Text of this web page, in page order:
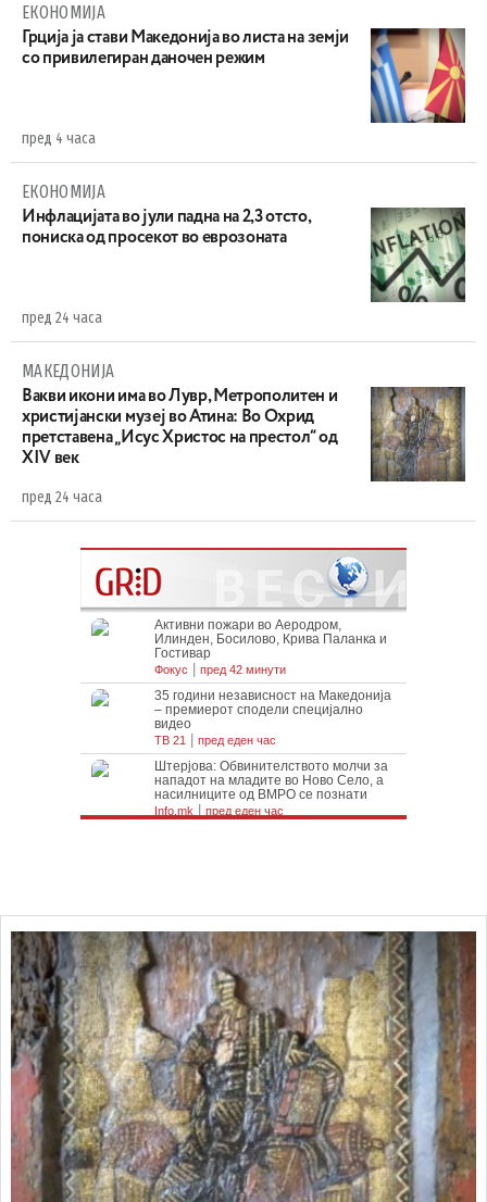
ЕКОНОМИЈА
Грција ја стави Македонија во листа на земји
со привилегиран даночен режим
пред 4 часа
ЕКОНОМИЈА
Инфлацијата во јули падна на 2,3 отсто,
пониска од просекот во еврозоната
пред 24 часа
МАКЕДОНИЈА
Вакви икони има во Лувр, Метрополитен и
христијански музеј во Атина: Во Охрид
претставена „Исус Христос на престол“ од
XIV век
пред 24 часа